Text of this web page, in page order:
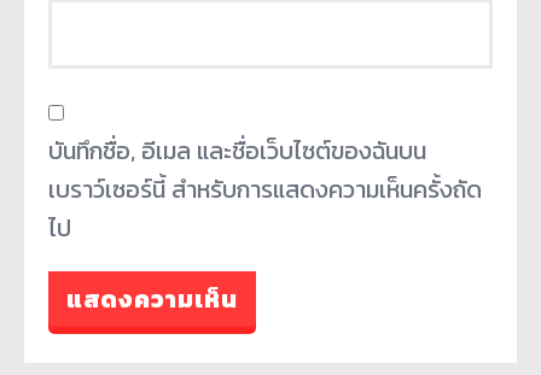
บันทึกชื่อ, อีเมล และชื่อเว็บไซต์ของฉันบน
เบราว์เซอร์นี้ สำหรับการแสดงความเห็นครั้งถัด
ไป